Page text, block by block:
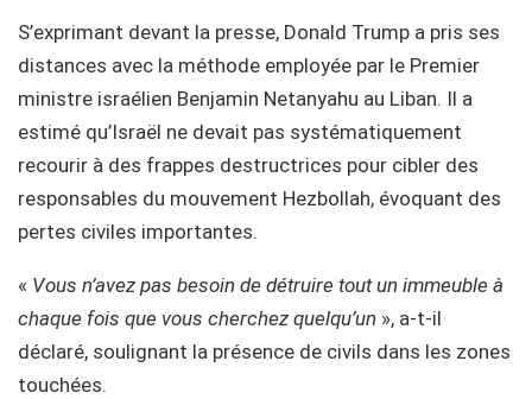
S’exprimant devant la presse, Donald Trump a pris ses
distances avec la méthode employée par le Premier
ministre israélien Benjamin Netanyahu au Liban. Il a
estimé qu’Israël ne devait pas systématiquement
recourir à des frappes destructrices pour cibler des
responsables du mouvement Hezbollah, évoquant des
pertes civiles importantes.
« Vous n’avez pas besoin de détruire tout un immeuble à
chaque fois que vous cherchez quelqu’un », a-t-il
déclaré, soulignant la présence de civils dans les zones
touchées.